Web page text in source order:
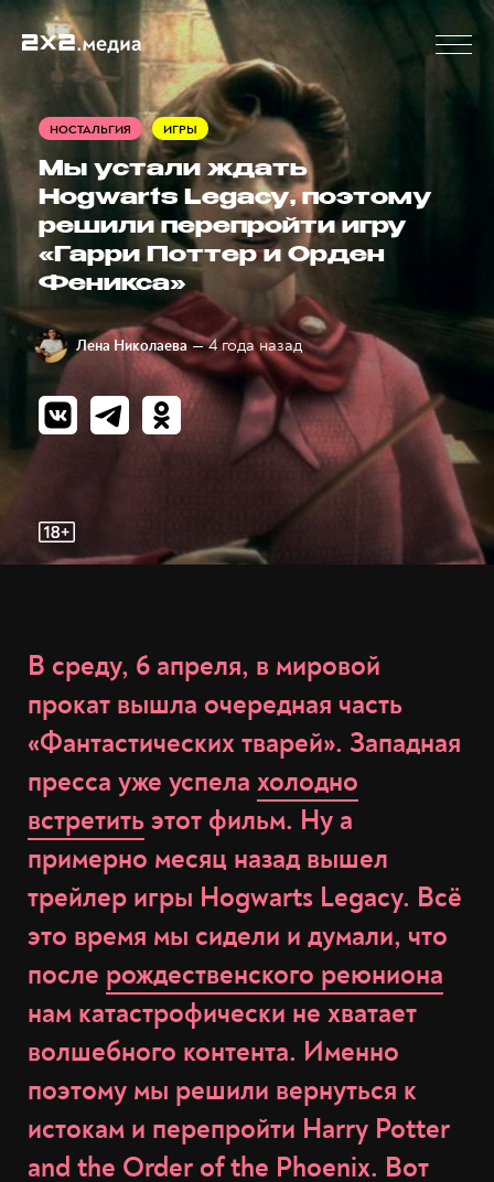
НОСТАЛЬГИЯ ИГРЫ
Мы устали ждать
Hogwarts Legacy, поэтому
решили перепройти игру
«Гарри Поттер и Орден
Феникса»
Лена Николаева — 4 года назад
В среду, 6 апреля, в мировой
прокат вышла очередная часть
«Фантастических тварей». Западная
пресса уже успела холодно
встретитьэтот фильм. Ну а
примерно месяц назад вышел
трейлер игры Hogwarts Legacy. Всё
это время мы сидели и думали, что
после рождественского реюниона
нам катастрофически не хватает
волшебного контента. Именно
поэтому мы решили вернуться к
истокам и перепройти Harry Potter
and the Order of the Phoenix. Вот